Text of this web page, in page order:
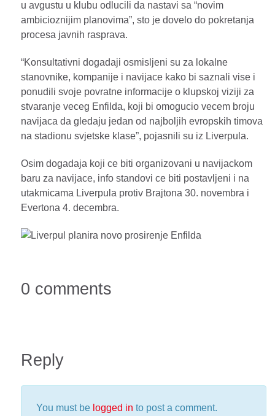
u avgustu u klubu odlucili da nastavi sa “novim
ambicioznijim planovima”, sto je dovelo do pokretanja
procesa javnih rasprava.
“Konsultativni dogadaji osmisljeni su za lokalne
stanovnike, kompanije i navijace kako bi saznali vise i
ponudili svoje povratne informacije o klupskoj viziji za
stvaranje veceg Enfilda, koji bi omogucio vecem broju
navijaca da gledaju jedan od najboljih evropskih timova
na stadionu svjetske klase”, pojasnili su iz Liverpula.
Osim dogadaja koji ce biti organizovani u navijackom
baru za navijace, info standovi ce biti postavljeni i na
utakmicama Liverpula protiv Brajtona 30. novembra i
Evertona 4. decembra.
0 comments
Reply
You must be logged in to post a comment.